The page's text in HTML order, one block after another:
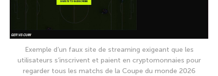
Exemple d’un faux site de streaming exigeant que les
utilisateurs s’inscrivent et paient en cryptomonnaies pour
regarder tous les matchs de la Coupe du monde 2026